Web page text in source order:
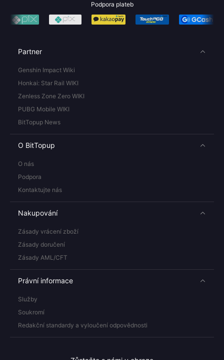
Podpora plateb
Partner
Genshin Impact Wiki
Honkai: Star Rail WIKI
Zenless Zone Zero WIKI
PUBG Mobile WIKI
BitTopup News
O BitTopup
O nás
Podpora
Kontaktujte nás
Nakupování
Zásady vrácení zboží
Zásady doručení
Zásady AML/CFT
Právní informace
Služby
Soukromí
Redakční standardy a vyloučení odpovědnosti